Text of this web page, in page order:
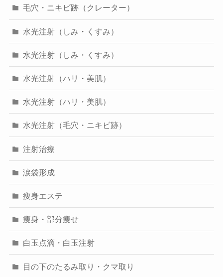
毛穴・ニキビ跡（クレーター）
水光注射（しみ・くすみ）
水光注射（しみ・くすみ）
水光注射（ハリ・美肌）
水光注射（ハリ・美肌）
水光注射（毛穴・ニキビ跡）
注射治療
涙袋形成
痩身エステ
痩身・部分痩せ
白玉点滴・白玉注射
目の下のたるみ取り・クマ取り